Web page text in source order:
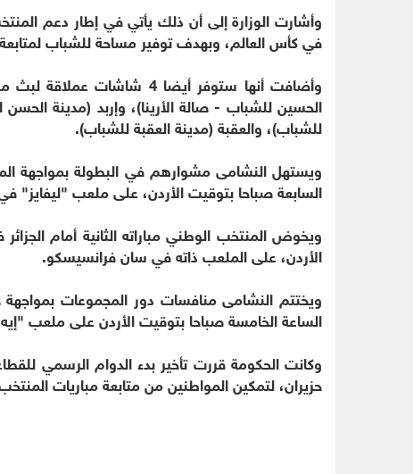
وأشارت الوزارة إلى أن ذلك يأتي في إطار دعم
في كأس العالم، وبهدف توفير مساحة للشباب لمتابعة
وأضافت أنها ستوفر أيضا 4
الحسين للشباب - صالة الأرينا)، وإربد (مدينة
للشباب)، والعقبة (مدينة العقبة للشباب).
السابعة صباحا بتوقيت الأردن، على ملعب "ليفايز"
الأردن، على الملعب ذاته في سان فرانسيسكو.
الساعة الخامسة صباحا بتوقيت الأردن على ملعب
حزيران، لتمكين المواطنين من متابعة مباريات